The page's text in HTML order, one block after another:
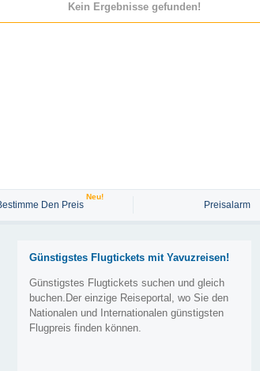
Kein Ergebnisse gefunden!
Den Preis
Neu!
Preisalarm
Günstigstes Flugtickets mit Yavuzreisen!
Günstigstes Flugtickets suchen und gleich
buchen.Der einzige Reiseportal, wo Sie den
Nationalen und Internationalen günstigsten
Flugpreis finden können.